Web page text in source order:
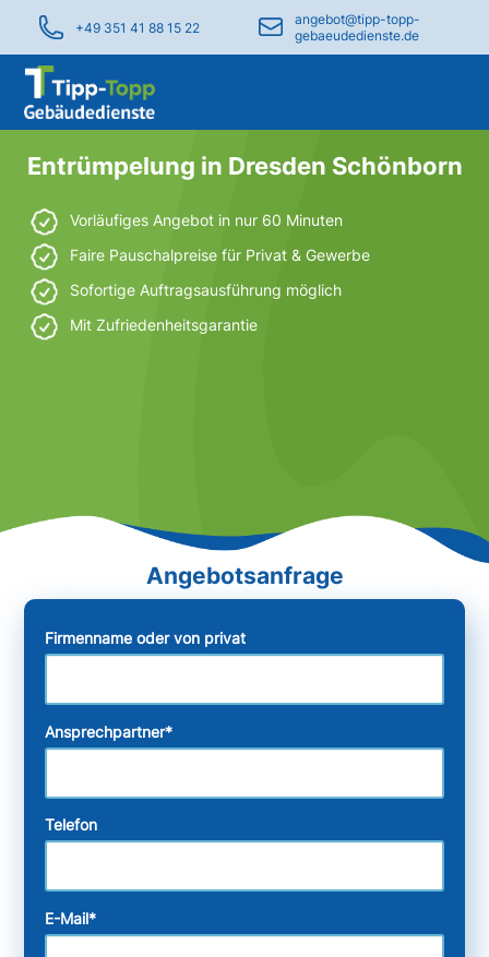
+49 351 41 88 15 22
angebot@tipp-topp-
gebaeudedienste.de
Entrümpelung in Dresden Schönborn
Vorläufiges Angebot in nur 60 Minuten
Faire Pauschalpreise für Privat & Gewerbe
Sofortige Auftragsausführung möglich
Mit Zufriedenheitsgarantie
Firmenname oder von privat
Ansprechpartner*
Telefon
E-Mail*